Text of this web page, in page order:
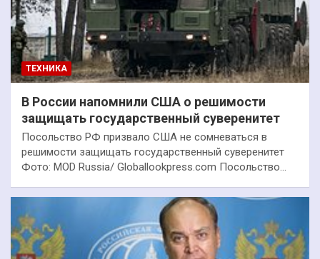
ТЕХНИКА
В России напомнили США о решимости
защищать государственный суверенитет
Посольство РФ призвало США не сомневаться в
решимости защищать государственный суверенитет
Фото: MOD Russia/ Globallookpress.com Посольство…